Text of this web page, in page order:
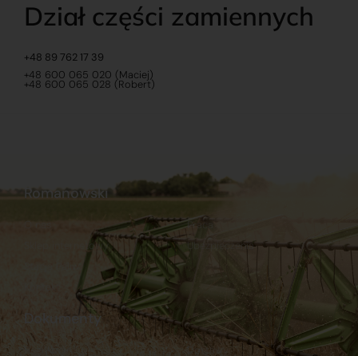
Dział części zamiennych
+48 89 762 17 39
+48 600 065 020 (Maciej)
+48 600 065 028 (Robert)
Dokumenty
Regulamin Dostawy
Romanowski
Sklep internetowy
Praca
Ubezpieczenia